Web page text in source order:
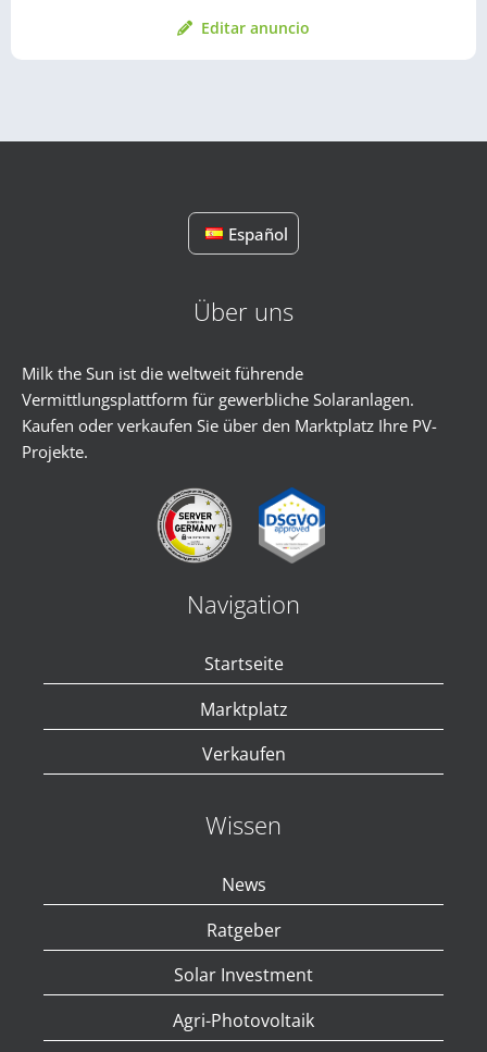
Editar anuncio
Español
Über uns
Milk the Sun ist die weltweit führende
Vermittlungsplattform für gewerbliche Solaranlagen.
Kaufen oder verkaufen Sie über den Marktplatz Ihre PV-
Projekte.
Navigation
Startseite
Marktplatz
Verkaufen
Wissen
News
Ratgeber
Solar Investment
Agri-Photovoltaik